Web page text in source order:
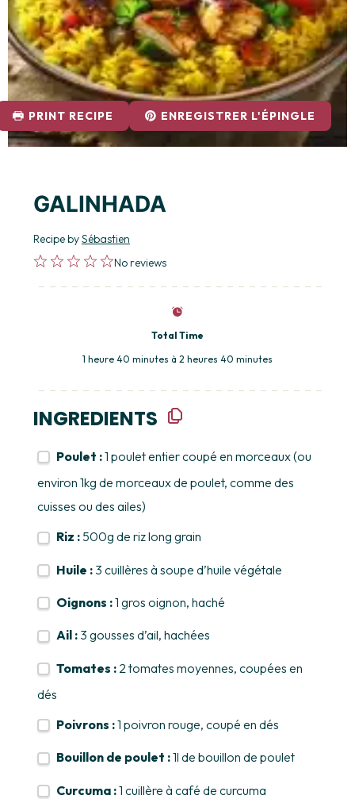
PRINT RECIPE ENREGISTRER L'ÉPINGLE
GALINHADA
Recipe bySébastien
5
4
3
2
1 No reviews
Total Time
1 heure 40 minutes à 2 heures 40 minutes
INGREDIENTS
Poulet :1 poulet entier coupé en morceaux (ou
environ 1kg de morceaux de poulet, comme des
cuisses ou des ailes)
Riz : 500g de riz long grain
Huile : 3 cuillères à soupe d’huile végétale
Oignons :1 gros oignon, haché
Ail : 3 gousses d’ail, hachées
Tomates : 2 tomates moyennes, coupées en
dés
Poivrons :1 poivron rouge, coupé en dés
Bouillon de poulet :1l de bouillon de poulet
Curcuma :1 cuillère à café de curcuma